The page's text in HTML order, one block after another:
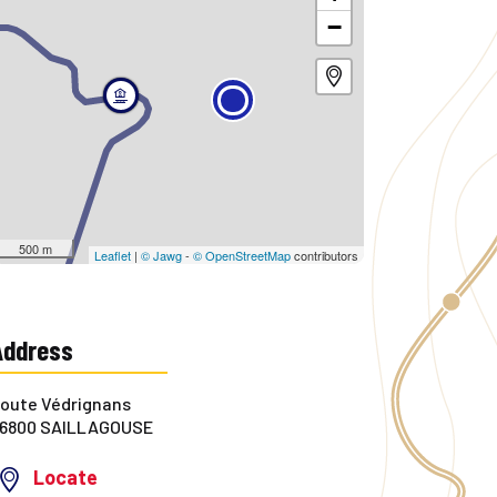
−
500 m Leaflet | © Jawg- © OpenStreetMapcontributors
Védrignans
SAILLAGOUSE
Locate